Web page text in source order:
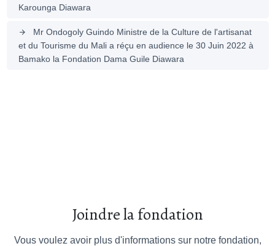
Karounga Diawara
arrow_forward
Mr Ondogoly Guindo Ministre de la Culture de l'artisanat
et du Tourisme du Mali a réçu en audience le 30 Juin 2022 à
Bamako la Fondation Dama Guile Diawara
Joindre la fondation
Vous voulez avoir plus d'informations sur notre fondation,